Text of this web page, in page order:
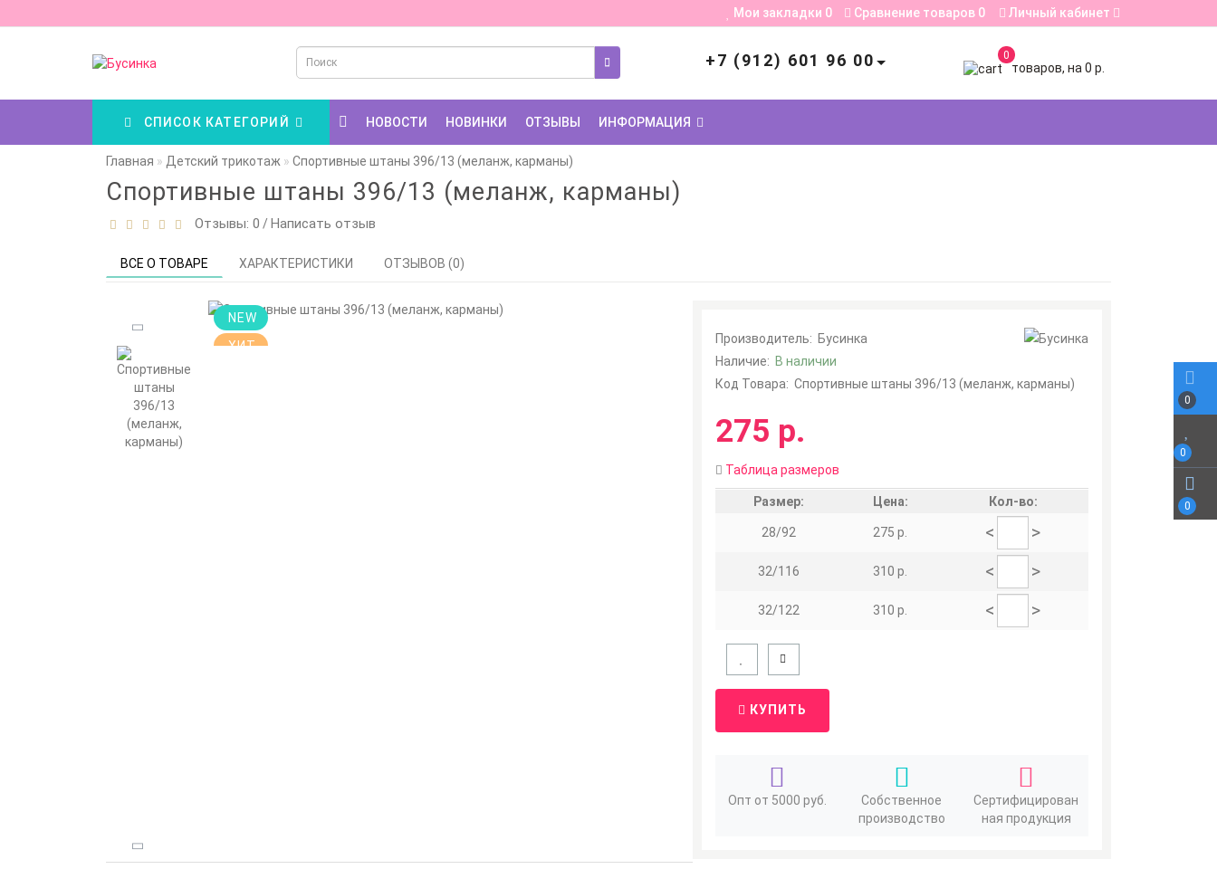
0
0
0
Мои закладки 0 Сравнение товаров 0 Личный кабинет
0
товаров, на 0 р.
+7 (912) 601 96 00
СПИСОК КАТЕГОРИЙ НОВОСТИ НОВИНКИ ОТЗЫВЫ ИНФОРМАЦИЯ
Главная Детский трикотаж Спортивные штаны 396/13 (меланж, карманы)
Спортивные штаны 396/13 (меланж, карманы)
Отзывы: 0 / Написать отзыв
ВСЕ О ТОВАРЕ ХАРАКТЕРИСТИКИ ОТЗЫВОВ (0)
NEW
ХИТ
Производитель: Бусинка
Наличие: В наличии
Код Товара: Спортивные штаны 396/13 (меланж, карманы)
275 р.
Таблица размеров
Размер: Цена: Кол-во:
28/92 275 р. < >
32/116 310 р. < >
32/122 310 р. < >
КУПИТЬ
Опт от 5000 руб.
Собственное
производство
Сертифицирован
ная продукция